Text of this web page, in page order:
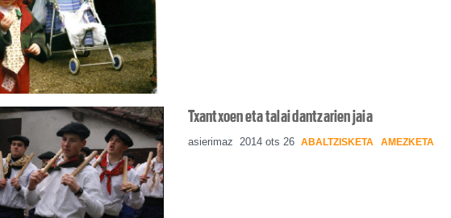
Txantxoen eta talai dantzarien jaia
asierimaz 2014 ots 26 ABALTZISKETA AMEZKETA